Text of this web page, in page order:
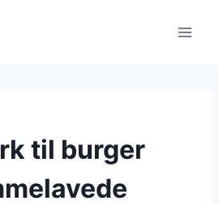
til burger